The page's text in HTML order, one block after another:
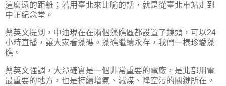
這麼遠的距離；若用臺北來比喻的話，就是從臺北車站走到
中正紀念堂。
蔡英文提到，中油現在在兩個藻礁區都設置了鏡頭，可以24
小時直播，讓大家看藻礁。藻礁繼續永存，我們一樣珍愛藻
礁。
蔡英文強調，大潭確實是一個非常重要的電廠，是北部用電
最重要的地方，也是持續增氣、減煤、降空污的關鍵所在。